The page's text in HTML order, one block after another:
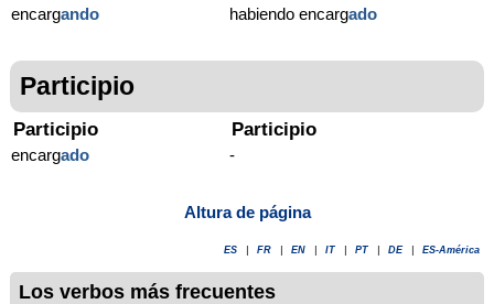
encargando habiendo encargado
Participio
Participio
encargado
Participio
-
Altura de página
ES FR EN IT PT DE ES-América
Los verbos más frecuentes